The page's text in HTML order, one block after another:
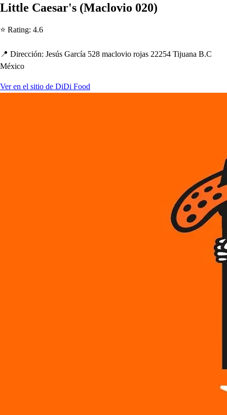
Little Caesar's (Maclovio 020)
⭐ Rating: 4.6
📍 Dirección: Jesús García 528 maclovio rojas 22254 Tijuana B.C
México
Ver en el sitio de DiDi Food